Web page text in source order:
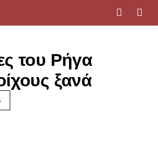
του Ρήγα
ξανά